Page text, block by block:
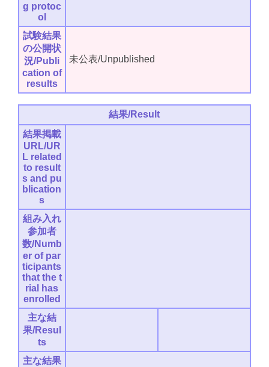
g protoc
ol
試験結果
の公開状
況/Publi
cation of
results
未公表/Unpublished
結果/Result
結果掲載
URL/UR
L related
to result
s and pu
blication
s
組み入れ
参加者
数/Numb
er of par
ticipants
that the t
rial has
enrolled
主な結
果/Resul
ts
主な結果